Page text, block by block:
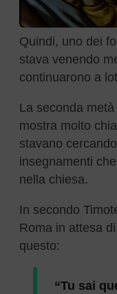
Quindi, uno dei
stava venendo
continuarono a
La seconda
mostra molto
stavano
insegnamenti
nella chiesa.
In secondo
Roma in attesa
questo:
“Tu sai